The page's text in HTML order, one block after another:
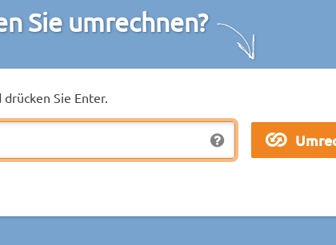
Sie umrechnen?
Sie Enter.